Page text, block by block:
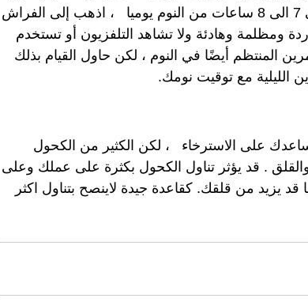
إذا حصلت على كفاية منه . حاول ان تحصل على 7 الى 8 ساعات من النوم يوميا   ، اذهب إلى الفراش
وهادئة ولا تشاهد التلفزيون أو تستخدم
المنتظم أيضًا في النوم ، لكن حاول القيام بذلك
الليلية مع توقيت نومك.
على الاسترخاء   ، لكن الكثير من الكحول
. قد يؤثر تناول الكحول بكثرة على عملك وعلى
يزيد من قلقك. كقاعدة جيدة لاينصح بتناول اكثر